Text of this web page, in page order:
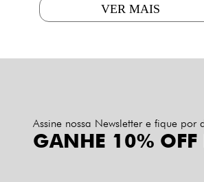
VER MAIS
Assine nossa Newsletter e fique
GANHE 10% OFF